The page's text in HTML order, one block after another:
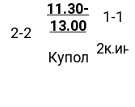
2-2
11.30-
13.00
Купол
1-1
2к.ин